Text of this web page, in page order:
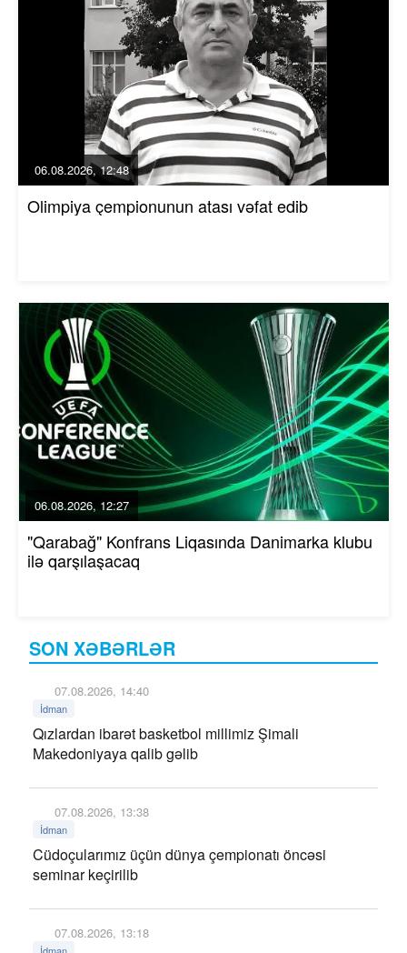
SON XƏBƏRLƏR
07.08.2026, 14:40
İdman
Qızlardan ibarət basketbol millimiz Şimali
Makedoniyaya qalib gəlib
07.08.2026, 13:38
İdman
Cüdoçularımız üçün dünya çempionatı öncəsi
seminar keçirilib
07.08.2026, 13:18
06.08.2026, 12:48
Olimpiya çempionunun atası vəfat edib
06.08.2026, 12:27
"Qarabağ" Konfrans Liqasında Danimarka klubu
ilə qarşılaşacaq